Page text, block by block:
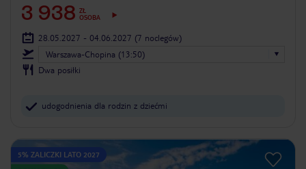
3 938 ZŁ
OSOBA
28.05.2027 - 04.06.2027 (7 noclegów)
Warszawa-Chopina (13:50)
Dwa posiłki
udogodnienia dla rodzin z dziećmi
5% ZALICZKI LATO 2027